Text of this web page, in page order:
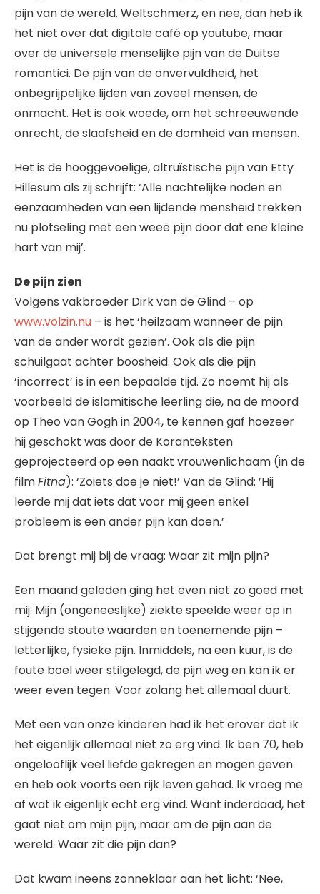
pijn van de wereld. Weltschmerz, en nee, dan heb ik
het niet over dat digitale café op youtube, maar
over de universele menselijke pijn van de Duitse
romantici. De pijn van de onvervuldheid, het
onbegrijpelijke lijden van zoveel mensen, de
onmacht. Het is ook woede, om het schreeuwende
onrecht, de slaafsheid en de domheid van mensen.
Het is de hooggevoelige, altruïstische pijn van Etty
Hillesum als zij schrijft: ‘Alle nachtelijke noden en
eenzaamheden van een lijdende mensheid trekken
nu plotseling met een weeë pijn door dat ene kleine
hart van mij’.
De pijn zien
Volgens vakbroeder Dirk van de Glind – op
www.volzin.nu – is het ‘heilzaam wanneer de pijn
van de ander wordt gezien’. Ook als die pijn
schuilgaat achter boosheid. Ook als die pijn
‘incorrect’ is in een bepaalde tijd. Zo noemt hij als
voorbeeld de islamitische leerling die, na de moord
op Theo van Gogh in 2004, te kennen gaf hoezeer
hij geschokt was door de Koranteksten
geprojecteerd op een naakt vrouwenlichaam (in de
filmFitna): ‘Zoiets doe je niet!’ Van de Glind: ’Hij
leerde mij dat iets dat voor mij geen enkel
probleem is een ander pijn kan doen.’
Dat brengt mij bij de vraag: Waar zit mijn pijn?
Een maand geleden ging het even niet zo goed met
mij. Mijn (ongeneeslijke) ziekte speelde weer op in
stijgende stoute waarden en toenemende pijn –
letterlijke, fysieke pijn. Inmiddels, na een kuur, is de
foute boel weer stilgelegd, de pijn weg en kan ik er
weer even tegen. Voor zolang het allemaal duurt.
Met een van onze kinderen had ik het erover dat ik
het eigenlijk allemaal niet zo erg vind. Ik ben 70, heb
ongelooflijk veel liefde gekregen en mogen geven
en heb ook voorts een rijk leven gehad. Ik vroeg me
af wat ik eigenlijk echt erg vind. Want inderdaad, het
gaat niet om mijn pijn, maar om de pijn aan de
wereld. Waar zit die pijn dan?
Dat kwam ineens zonneklaar aan het licht: ‘Nee,